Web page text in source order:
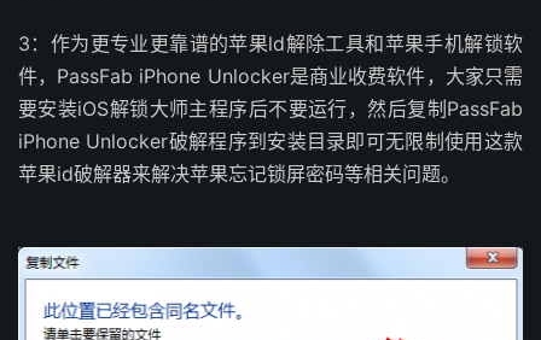
3：作为更专业更靠谱的苹果ld解除工具和苹果手机解锁软
件，PassFab iPhone Unlocker是商业收费软件，大家只需
要安装iOS解锁大师主程序后不要运行，然后复制PassFab
iPhone Unlocker破解程序到安装目录即可无限制使用这款
苹果id破解器来解决苹果忘记锁屏密码等相关问题。